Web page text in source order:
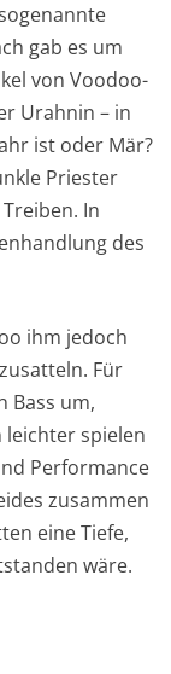
gab es um
von Voodoo-
Urahnin – in
ist oder Mär?
Priester
In
des
ihm jedoch
Für
Bass um,
leichter spielen
Performance
zusammen
eine Tiefe,
wäre.